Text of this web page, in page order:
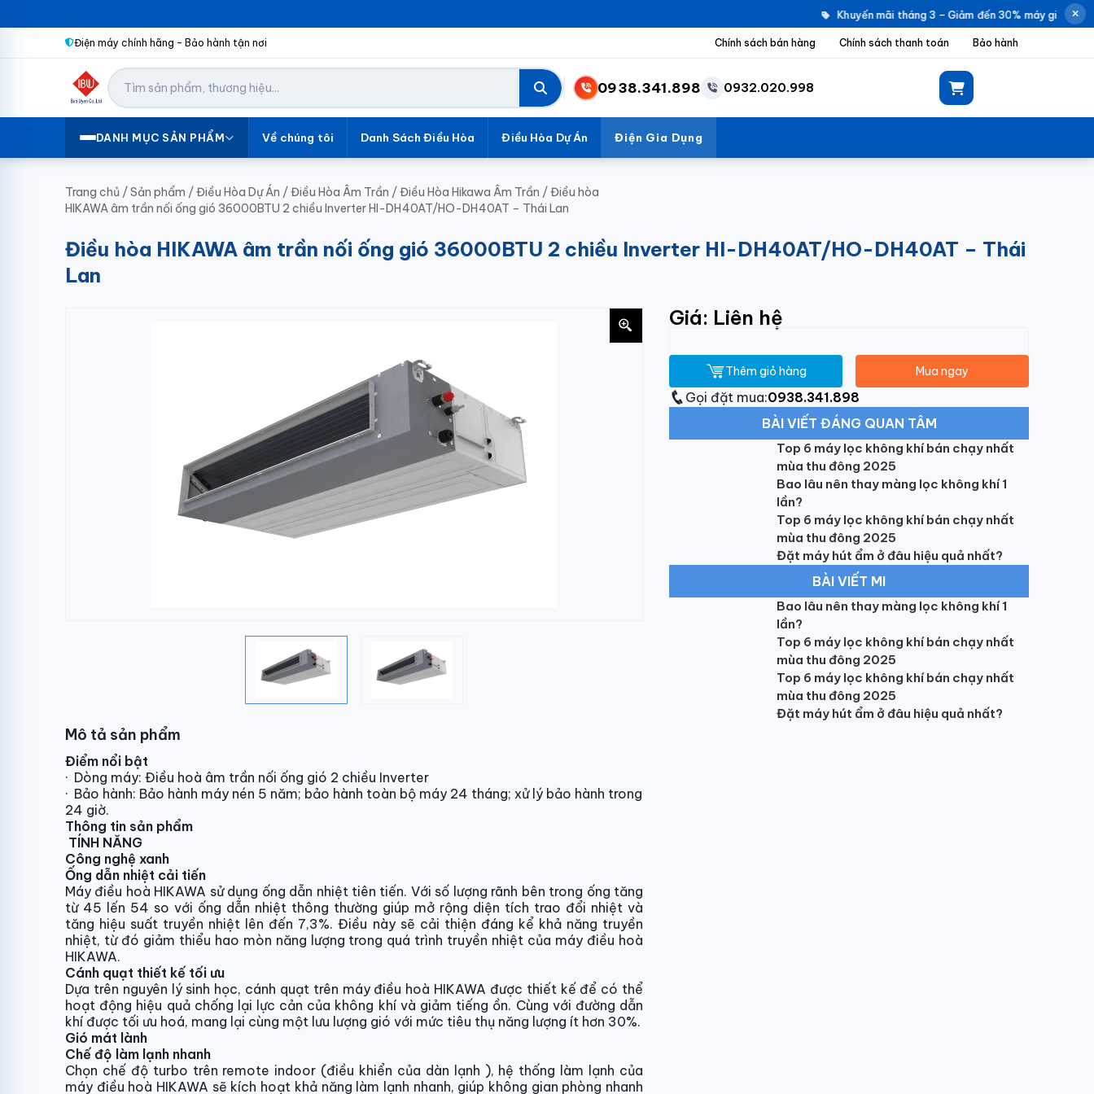
Khuyến mãi tháng 3 – Giảm đến 30% máy giặt
Điện máy chính hãng – Bảo hành tận nơi Chính sách bán hàng Chính sách thanh toán Bảo hành
0938.341.898 0932.020.998
DANH MỤC SẢN PHẨM Về chúng tôi Danh Sách Điều Hòa Điều Hòa Dự Án Điện Gia Dụng
Trang chủ /Sản phẩm /Điều Hòa Dự Án /Điều Hòa Âm Trần /Điều Hòa Hikawa Âm Trần /Điều hòa
HIKAWA âm trần nối ống gió 36000BTU 2 chiều Inverter HI-DH40AT/HO-DH40AT – Thái Lan
Điều hòa HIKAWA âm trần nối ống gió 36000BTU 2 chiều Inverter HI-DH40AT/HO-DH40AT – Thái
Lan
Mô tả sản phẩm
Điểm nổi bật
· Dòng máy: Điều hoà âm trần nối ống gió 2 chiều Inverter
· Bảo hành: Bảo hành máy nén 5 năm; bảo hành toàn bộ máy 24 tháng; xử lý bảo hành trong
24 giờ.
Thông tin sản phẩm
TÍNH NĂNG
Công nghệ xanh
Ống dẫn nhiệt cải tiến
Máy điều hoà HIKAWA sử dụng ống dẫn nhiệt tiên tiến. Với số lượng rãnh bên trong ống tăng
từ 45 lến 54 so với ống dẫn nhiệt thông thường giúp mở rộng diện tích trao đổi nhiệt và
tăng hiệu suất truyền nhiệt lên đến 7,3%. Điều này sẽ cải thiện đáng kể khả năng truyền
nhiệt, từ đó giảm thiểu hao mòn năng lượng trong quá trình truyền nhiệt của máy điều hoà
HIKAWA.
Cánh quạt thiết kế tối ưu
Dựa trên nguyên lý sinh học, cánh quạt trên máy điều hoà HIKAWA được thiết kế để có thể
hoạt động hiệu quả chống lại lực cản của không khí và giảm tiếng ồn. Cùng với đường dẫn
khí được tối ưu hoá, mang lại cùng một lưu lượng gió với mức tiêu thụ năng lượng ít hơn 30%.
Gió mát lành
Chế độ làm lạnh nhanh
Chọn chế độ turbo trên remote indoor (điều khiển của dàn lạnh ), hệ thống làm lạnh của
máy điều hoà HIKAWA sẽ kích hoạt khả năng làm lạnh nhanh, giúp không gian phòng nhanh
Giá: Liên hệ
Thêm giỏ hàng Mua ngay
Gọi đặt mua:0938.341.898
BÀI VIẾT ĐÁNG QUAN TÂM
Top 6 máy lọc không khí bán chạy nhất
mùa thu đông 2025
Bao lâu nên thay màng lọc không khí 1
lần?
Top 6 máy lọc không khí bán chạy nhất
mùa thu đông 2025
Đặt máy hút ẩm ở đâu hiệu quả nhất?
BÀI VIẾT MI
Bao lâu nên thay màng lọc không khí 1
lần?
Top 6 máy lọc không khí bán chạy nhất
mùa thu đông 2025
Top 6 máy lọc không khí bán chạy nhất
mùa thu đông 2025
Đặt máy hút ẩm ở đâu hiệu quả nhất?